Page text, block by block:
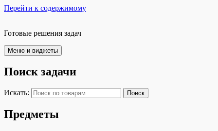
Перейти к содержимому
Готовые решения задач
Меню и виджеты
Поиск задачи
Искать: Поиск
Предметы